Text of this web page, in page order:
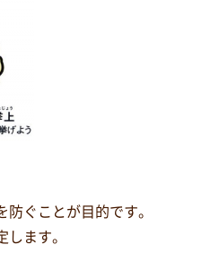
ぐことが目的です。
ます。